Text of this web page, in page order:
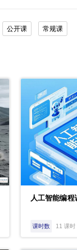
公开课 常规课
人工智能编程
课时数 11 课时